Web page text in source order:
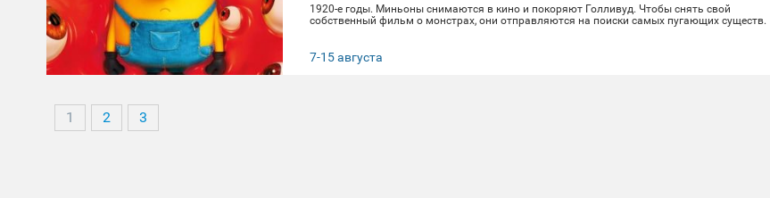
1920-е годы. Миньоны снимаются в кино и покоряют Голливуд. Чтобы снять свой
собственный фильм о монстрах, они отправляются на поиски самых пугающих существ.
7-15 августа
1 2 3